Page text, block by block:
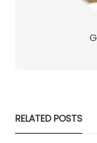
RELATED POSTS